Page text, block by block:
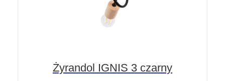
Żyrandol IGNIS 3 czarny